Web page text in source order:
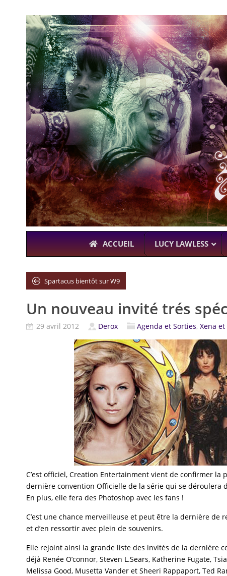
ACCUEIL LUCY LAWLESS
À
KARL URBAN
Spartacus bientôt sur W9
Un nouveau invité trés
29 avril 2012 Derox Agenda et Sorties, Xena
C’est officiel, Creation Entertainment vient de confirmer la
dernière convention Officielle de la série qui se déroulera
En plus, elle fera des Photoshop avec les fans !
C’est une chance merveilleuse et peut être la dernière de
et d’en ressortir avec plein de souvenirs.
Elle rejoint ainsi la grande liste des invités de la dernière
déjà Renée O’connor, Steven L.Sears, Katherine Fugate,
Melissa Good, Musetta Vander et Sheeri Rappaport, Ted